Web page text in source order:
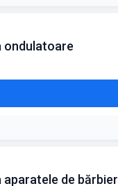
ondulatoare
aparatele de